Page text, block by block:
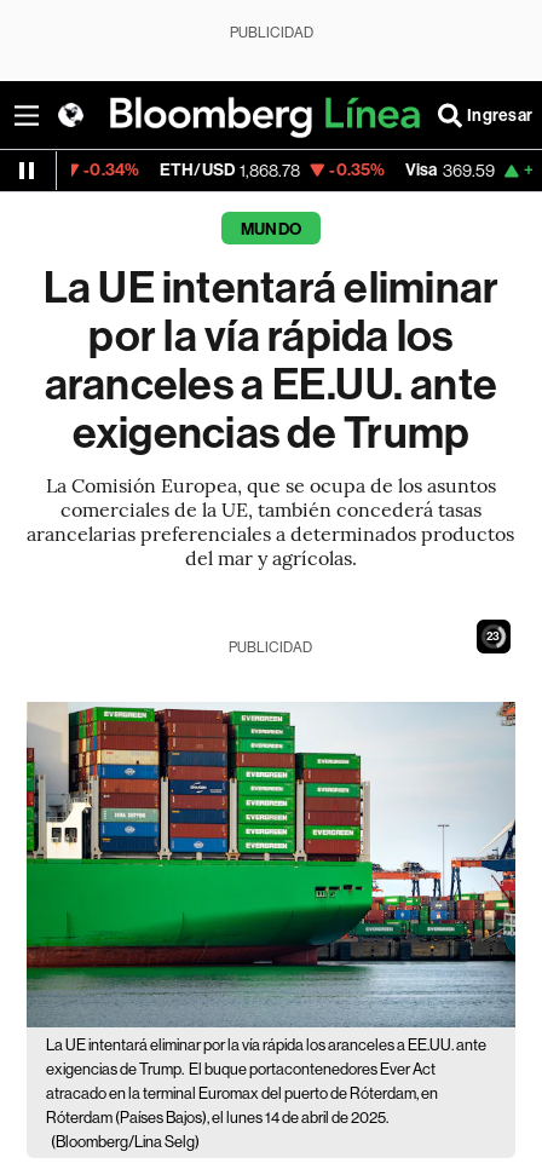
PUBLICIDAD
Ingresar
ETH/USD 1,868.78 -0.35% Visa 369.59 +1.07%
MUNDO
La UE intentará eliminar
por la vía rápida los
aranceles a EE.UU. ante
exigencias de Trump
La Comisión Europea, que se ocupa de los asuntos
comerciales de la UE, también concederá tasas
arancelarias preferenciales a determinados productos
del mar y agrícolas.
21
PUBLICIDAD
La UE intentará eliminar por la vía rápida los aranceles a EE.UU. ante
exigencias de Trump. El buque portacontenedores Ever Act
atracado en la terminal Euromax del puerto de Róterdam, en
Róterdam (Países Bajos), el lunes 14 de abril de 2025.
(Bloomberg/Lina Selg)